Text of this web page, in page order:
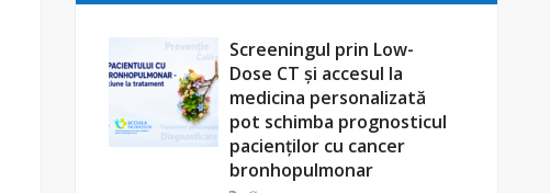
Screeningul prin Low-
Dose CT și accesul la
medicina personalizată
pot schimba prognosticul
pacienților cu cancer
bronhopulmonar